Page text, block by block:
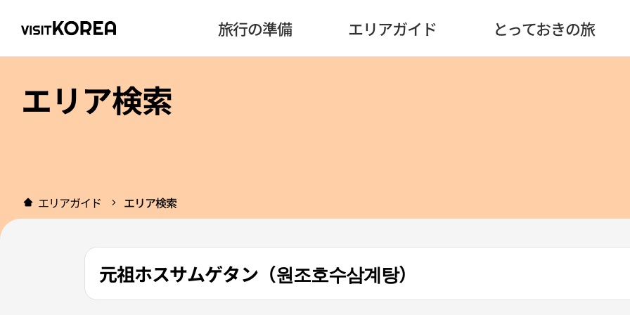
旅行の準備 エリアガイド とっておきの旅
エリア検索
エリアガイド エリア検索
元祖ホスサムゲタン（원조호수삼계탕）